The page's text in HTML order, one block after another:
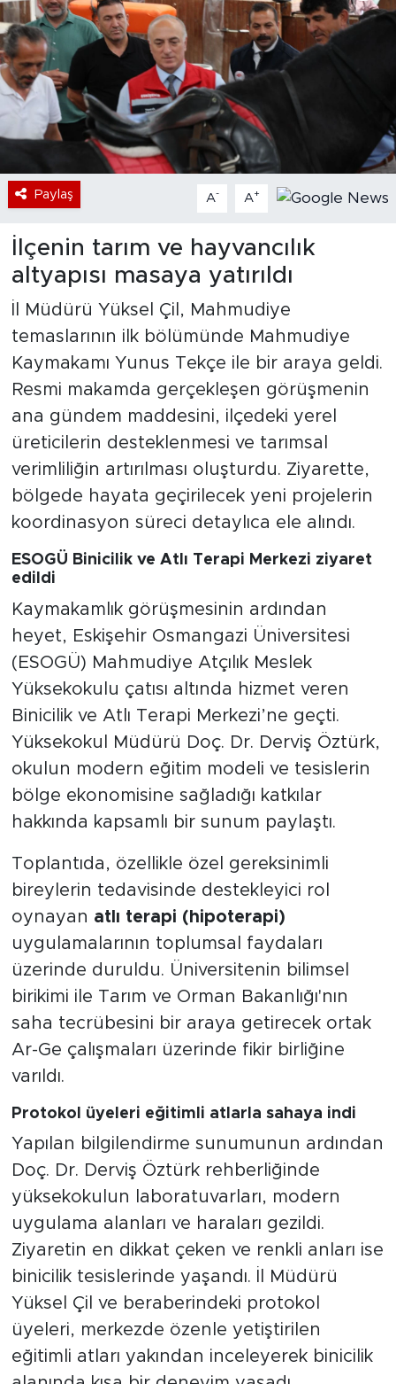
Paylaş A- A+
İlçenin tarım ve hayvancılık
altyapısı masaya yatırıldı
İl Müdürü Yüksel Çil, Mahmudiye
temaslarının ilk bölümünde Mahmudiye
Kaymakamı Yunus Tekçe ile bir araya geldi.
Resmi makamda gerçekleşen görüşmenin
ana gündem maddesini, ilçedeki yerel
üreticilerin desteklenmesi ve tarımsal
verimliliğin artırılması oluşturdu. Ziyarette,
bölgede hayata geçirilecek yeni projelerin
koordinasyon süreci detaylıca ele alındı.
ESOGÜ Binicilik ve Atlı Terapi Merkezi ziyaret
edildi
Kaymakamlık görüşmesinin ardından
heyet, Eskişehir Osmangazi Üniversitesi
(ESOGÜ) Mahmudiye Atçılık Meslek
Yüksekokulu çatısı altında hizmet veren
Binicilik ve Atlı Terapi Merkezi’ne geçti.
Yüksekokul Müdürü Doç. Dr. Derviş Öztürk,
okulun modern eğitim modeli ve tesislerin
bölge ekonomisine sağladığı katkılar
hakkında kapsamlı bir sunum paylaştı.
Toplantıda, özellikle özel gereksinimli
bireylerin tedavisinde destekleyici rol
oynayan atlı terapi (hipoterapi)
uygulamalarının toplumsal faydaları
üzerinde duruldu. Üniversitenin bilimsel
birikimi ile Tarım ve Orman Bakanlığı'nın
saha tecrübesini bir araya getirecek ortak
Ar-Ge çalışmaları üzerinde fikir birliğine
varıldı.
Protokol üyeleri eğitimli atlarla sahaya indi
Yapılan bilgilendirme sunumunun ardından
Doç. Dr. Derviş Öztürk rehberliğinde
yüksekokulun laboratuvarları, modern
uygulama alanları ve haraları gezildi.
Ziyaretin en dikkat çeken ve renkli anları ise
binicilik tesislerinde yaşandı. İl Müdürü
Yüksel Çil ve beraberindeki protokol
üyeleri, merkezde özenle yetiştirilen
eğitimli atları yakından inceleyerek binicilik
Sektör